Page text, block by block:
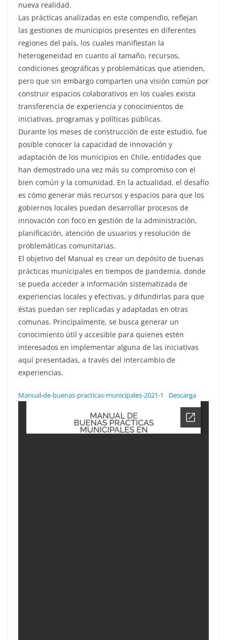
nueva realidad.
Las prácticas analizadas en este compendio, reflejan
las gestiones de municipios presentes en diferentes
regiones del país, los cuales manifiestan la
heterogeneidad en cuanto al tamaño, recursos,
condiciones geográficas y problemáticas que atienden,
pero que sin embargo comparten una visión común por
construir espacios colaborativos en los cuales exista
transferencia de experiencia y conocimientos de
iniciativas, programas y políticas públicas.
Durante los meses de construcción de este estudio, fue
posible conocer la capacidad de innovación y
adaptación de los municipios en Chile, entidades que
han demostrado una vez más su compromiso con el
bien común y la comunidad. En la actualidad, el desafío
es cómo generar más recursos y espacios para que los
gobiernos locales puedan desarrollar procesos de
innovación con foco en gestión de la administración,
planificación, atención de usuarios y resolución de
problemáticas comunitarias.
El objetivo del Manual es crear un depósito de buenas
prácticas municipales en tiempos de pandemia, donde
se pueda acceder a información sistematizada de
experiencias locales y efectivas, y difundirlas para que
éstas puedan ser replicadas y adaptadas en otras
comunas. Principalmente, se busca generar un
conocimiento útil y accesible para quienes estén
interesados en implementar alguna de las iniciativas
aquí presentadas, a través del intercambio de
experiencias.
Manual-de-buenas-practicas-municipales-2021-1 Descarga